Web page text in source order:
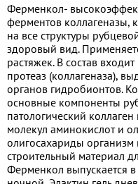
Ферменкол-
ферментов коллагеназы,
на все структуры
здоровый вид.
растяжек. В состав
протеаз (коллагеназа),
органов гидробионтов.
основные компоненты
патологический
молекул аминокислот и
олигосахариды организм
строительный материал
Ферменкол выпускается